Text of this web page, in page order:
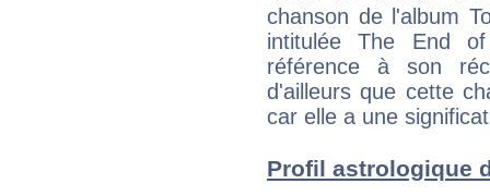
chanson de l'album
intitulée The End
référence à son
d'ailleurs que cette
car elle a une
Profil astrologique